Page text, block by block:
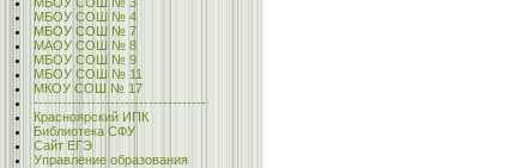
МБОУ СОШ № 4
МБОУ СОШ № 7
МАОУ СОШ № 8
МБОУ СОШ № 9
МБОУ СОШ № 11
МКОУ СОШ № 17
------------------------------------
Красноярский ИПК
Библиотека СФУ
Сайт ЕГЭ
Управление образования